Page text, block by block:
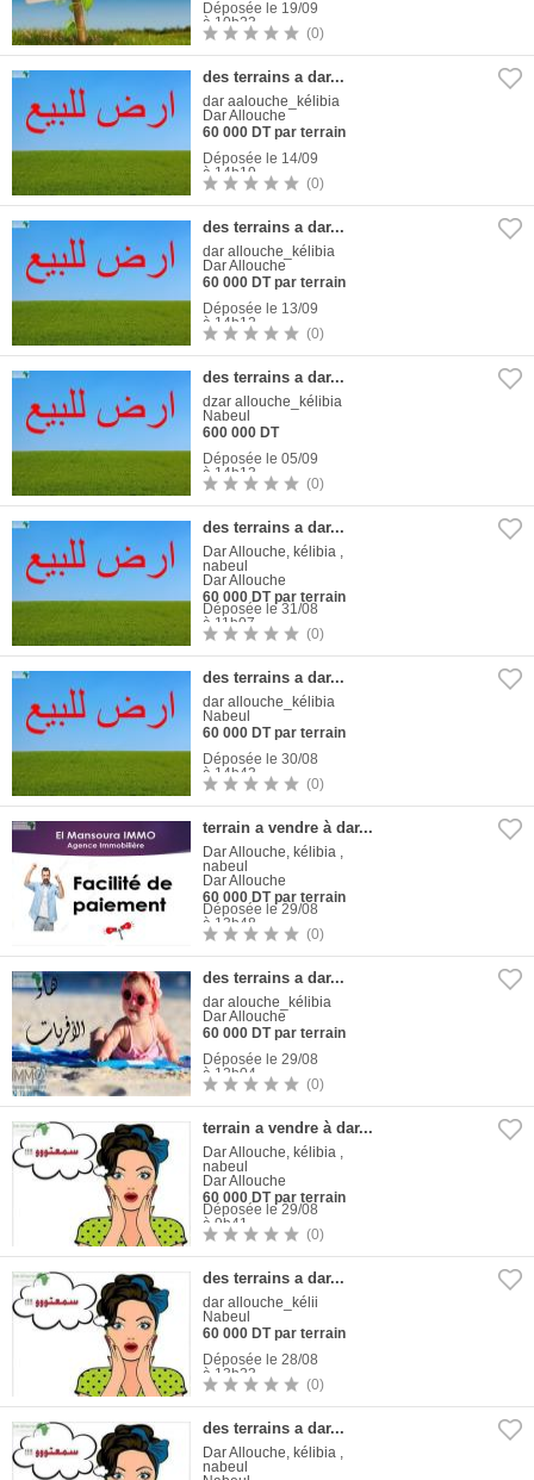
Déposée le 19/09
à 10h23
(0)
des terrains a dar...
Déposée le 14/09
à 14h19
dar aalouche_kélibia
Dar Allouche
60 000 DT par terrain
(0)
des terrains a dar...
Déposée le 13/09
à 14h12
dar allouche_kélibia
Dar Allouche
60 000 DT par terrain
(0)
des terrains a dar...
Déposée le 05/09
à 14h13
dzar allouche_kélibia
Nabeul
600 000 DT
(0)
des terrains a dar...
Déposée le 31/08
à 11h07
Dar Allouche, kélibia ,
nabeul
Dar Allouche
60 000 DT par terrain
(0)
des terrains a dar...
Déposée le 30/08
à 14h43
dar allouche_kélibia
Nabeul
60 000 DT par terrain
(0)
terrain a vendre à dar...
Déposée le 29/08
à 13h48
Dar Allouche, kélibia ,
nabeul
Dar Allouche
60 000 DT par terrain
(0)
des terrains a dar...
Déposée le 29/08
à 12h04
dar alouche_kélibia
Dar Allouche
60 000 DT par terrain
(0)
terrain a vendre à dar...
Déposée le 29/08
à 9h41
Dar Allouche, kélibia ,
nabeul
Dar Allouche
60 000 DT par terrain
(0)
des terrains a dar...
Déposée le 28/08
à 13h23
dar allouche_kélii
Nabeul
60 000 DT par terrain
(0)
des terrains a dar...
Dar Allouche, kélibia ,
nabeul